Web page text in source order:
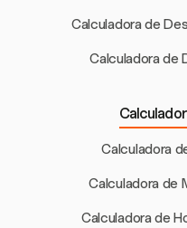
Calculadora de
Calculadora de
Calculadora
Calculadora de
Calculadora de